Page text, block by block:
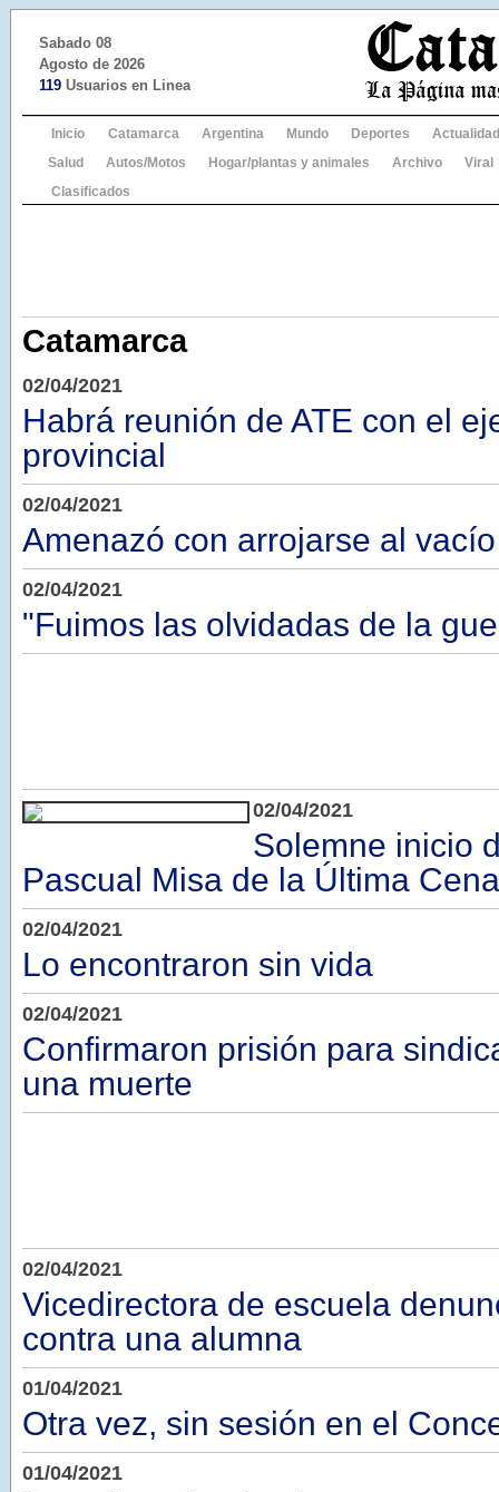
Sabado 08
Agosto de 2026
119 Usuarios en Linea
Inicio Catamarca Argentina Mundo Deportes
Actualidad
Salud
Autos/Motos Hogar/plantas y animales Archivo
Viral
Clasificados
Catamarca
02/04/2021
Habrá reunión de ATE con el
provincial
02/04/2021
Amenazó con arrojarse al vacío
02/04/2021
"Fuimos las olvidadas de la
02/04/2021
Solemne inicio
Pascual Misa de la Última
02/04/2021
Lo encontraron sin vida
02/04/2021
Confirmaron prisión para
una muerte
02/04/2021
Vicedirectora de escuela
contra una alumna
01/04/2021
Otra vez, sin sesión en el
01/04/2021